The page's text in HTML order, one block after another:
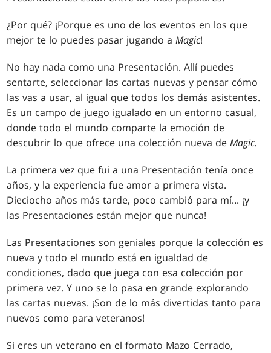
¿Por qué? ¡Porque es uno de los eventos en los que
mejor te lo puedes pasar jugando aMagic!
No hay nada como una Presentación. Allí puedes
sentarte, seleccionar las cartas nuevas y pensar cómo
las vas a usar, al igual que todos los demás asistentes.
Es un campo de juego igualado en un entorno casual,
donde todo el mundo comparte la emoción de
descubrir lo que ofrece una colección nueva deMagic.
La primera vez que fui a una Presentación tenía once
años, y la experiencia fue amor a primera vista.
Dieciocho años más tarde, poco cambió para mí... ¡y
las Presentaciones están mejor que nunca!
Las Presentaciones son geniales porque la colección es
nueva y todo el mundo está en igualdad de
condiciones, dado que juega con esa colección por
primera vez. Y uno se lo pasa en grande explorando
las cartas nuevas. ¡Son de lo más divertidas tanto para
nuevos como para veteranos!
Si eres un veterano en el formato Mazo Cerrado,